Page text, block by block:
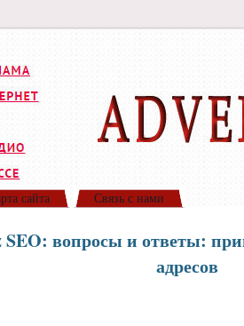
сайта Связь с нами
SEO: вопросы и ответы:
адресов